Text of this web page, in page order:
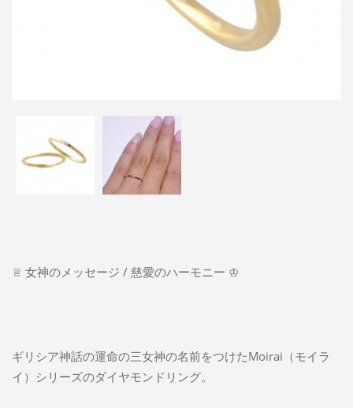
♕ 女神のメッセージ / 慈愛のハーモニー ♔
ギリシア神話の運命の三女神の名前をつけたMoirai（モイラ
イ）シリーズのダイヤモンドリング。